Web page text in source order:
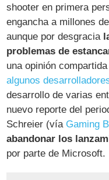
shooter en primera
engancha a millones
aunque por desgracia
problemas de
una opinión
algunos
desarrollo de varias
nuevo reporte del
Schreier (vía Gaming
abandonar los
por parte de Microsoft.